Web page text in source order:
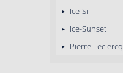
Ice-Sili
Ice-Sunset
Pierre Leclercq